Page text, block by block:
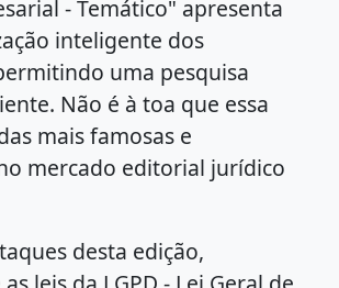
- Temático" apresenta
inteligente dos
uma pesquisa
Não é à toa que essa
mais famosas e
mercado editorial jurídico
desta edição,